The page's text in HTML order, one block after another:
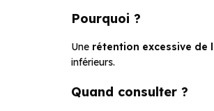
Pourquoi ?
Une rétention excessive de
inférieurs.
Quand consulter ?